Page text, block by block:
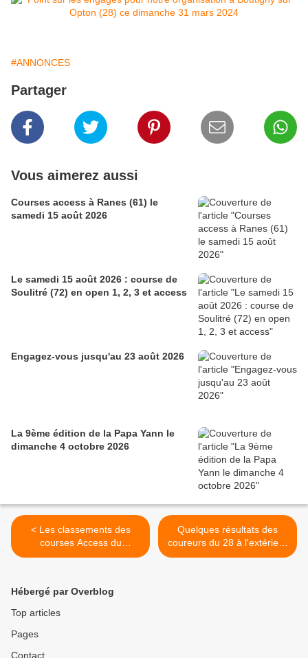
#ANNONCES
Partager
Vous aimerez aussi
Courses access à Ranes (61) le
samedi 15 août 2026
Le samedi 15 août 2026 : course de
Soulitré (72) en open 1, 2, 3 et access
Engagez-vous jusqu'au 23 août 2026
La 9ème édition de la Papa Yann le
dimanche 4 octobre 2026
< Les classements des
courses Access du
dimanche 24 mars à St Avit
Quelques résultats des
coureurs du 28 à l'extérieur
>
Hébergé par Overblog
Top articles
Pages
Contact